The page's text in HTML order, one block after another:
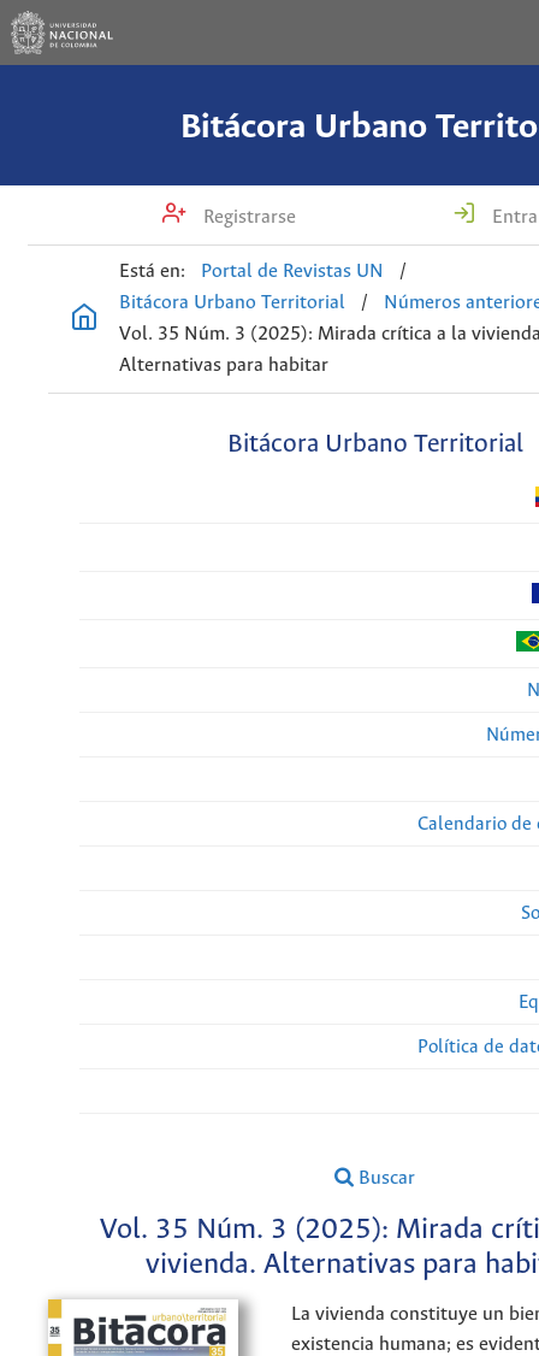
Bitácora Urbano
Registrarse
Está en: Portal de Revistas UN
/
Bitácora Urbano Territorial
/
Números
Vol. 35 Núm. 3 (2025): Mirada crítica a la
Alternativas para habitar
Bitácora Urbano Territorial
Calendario de
Política de
Buscar
Vol. 35 Núm. 3 (2025): Mirada
vivienda. Alternativas para
La vivienda constituye un
existencia humana; es